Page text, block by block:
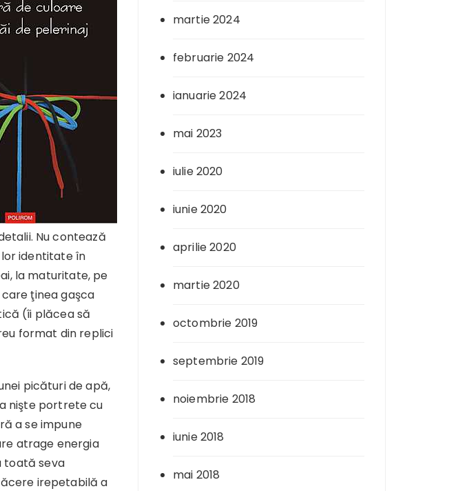
Nu contează
identitate în
la maturitate, pe
ţinea gaşca
(îi plăcea să
format din replici
picături de apă,
nişte portrete cu
a se impune
atrage energia
toată seva
irepetabilă a
martie 2024
februarie 2024
ianuarie 2024
mai 2023
iulie 2020
iunie 2020
aprilie 2020
martie 2020
octombrie 2019
septembrie 2019
noiembrie 2018
iunie 2018
mai 2018